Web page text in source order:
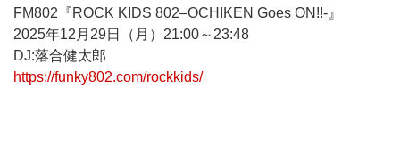
FM802『ROCK KIDS 802–OCHIKEN Goes ON!!-』
2025年12月29日（月）21:00～23:48
DJ:落合健太郎
https://funky802.com/rockkids/